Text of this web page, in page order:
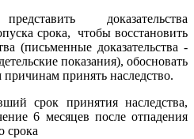
доказательства
срока, чтобы восстановить
(письменные доказательства -
показания), обосновать
принять наследство.
срок принятия наследства,
6 месяцев после отпадения
срока